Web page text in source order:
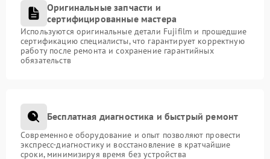
Оригинальные запчасти и
сертифицированные мастера
Используются оригинальные детали Fujifilm и прошедшие
сертификацию специалисты, что гарантирует корректную
работу после ремонта и сохранение гарантийных
обязательств
Бесплатная диагностика и быстрый ремонт
Современное оборудование и опыт позволяют провести
экспресс-диагностику и восстановление в кратчайшие
сроки, минимизируя время без устройства